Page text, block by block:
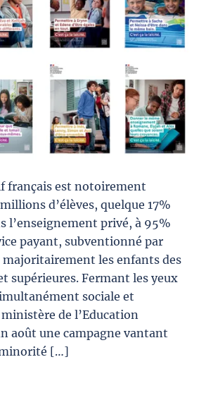
français est notoirement
d’élèves, quelque 17%
l’enseignement privé, à 95%
payant, subventionné par
majoritairement les enfants des
supérieures. Fermant les yeux
sociale et
de l’Education
août une campagne vantant
[…]